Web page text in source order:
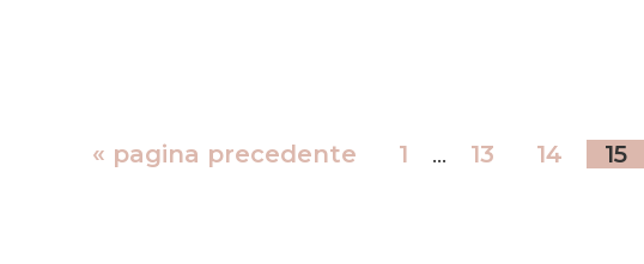
« pagina precedente 1 … 13 14 15